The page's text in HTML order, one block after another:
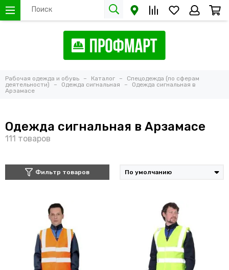
Рабочая одежда и обувь Каталог
Спецодежда (по сферам
деятельности)
Одежда сигнальная
Одежда сигнальная в
Арзамасе
Одежда сигнальная в Арзамасе
Фильтр товаров